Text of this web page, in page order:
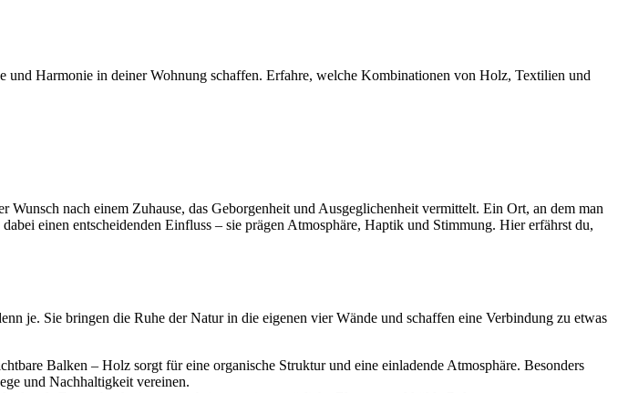
Harmonie in deiner Wohnung schaffen. Erfahre, welche Kombinationen von Holz, Textilien und
nach einem Zuhause, das Geborgenheit und Ausgeglichenheit vermittelt. Ein Ort, an dem man
einen entscheidenden Einfluss – sie prägen Atmosphäre, Haptik und Stimmung. Hier erfährst du,
je. Sie bringen die Ruhe der Natur in die eigenen vier Wände und schaffen eine Verbindung zu etwas
Balken – Holz sorgt für eine organische Struktur und eine einladende Atmosphäre. Besonders
und Nachhaltigkeit vereinen.